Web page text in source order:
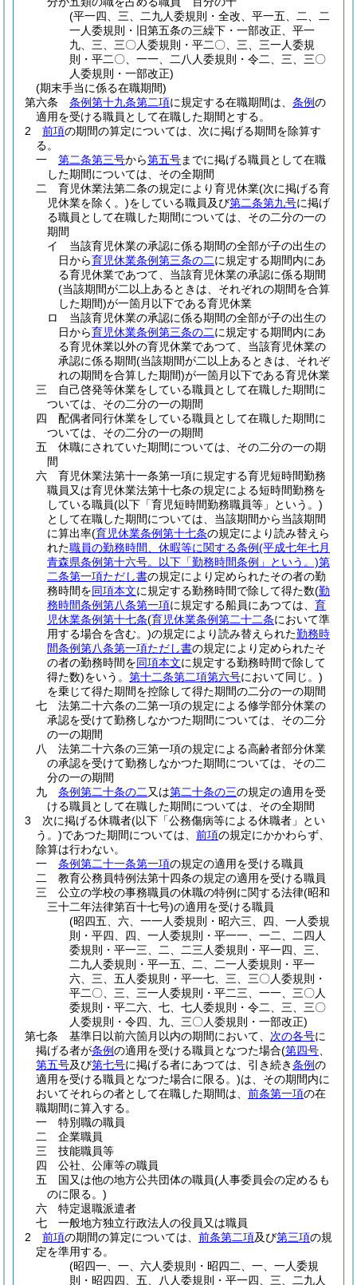
(平一四、三、二九人委規則・全改、平一五、二、二
一人委規則・旧第五条の三繰下・一部改正、平一
九、三、三〇人委規則・平二〇、三、三一人委規
則・平二〇、一一、二八人委規則・令二、三、三〇
人委規則・一部改正)
(期末手当に係る在職期間)
第六条
条例第十九条第二項に規定する在職期間は、 条例の
適用を受ける職員として在職した期間とする。
2
前項の期間の算定については、次に掲げる期間を除算す
る。
一
第二条第三号から第五号までに掲げる職員として在職
した期間については、その全期間
二
育児休業法第二条の規定により育児休業(次に掲げる育
児休業を除く。)をしている職員及び第二条第九号に掲げ
る職員として在職した期間については、その二分の一の
期間
イ
当該育児休業の承認に係る期間の全部が子の出生の
日から育児休業条例第三条の二に規定する期間内にあ
る育児休業であつて、当該育児休業の承認に係る期間
(当該期間が二以上あるときは、それぞれの期間を合算
した期間)が一箇月以下である育児休業
ロ
当該育児休業の承認に係る期間の全部が子の出生の
日から育児休業条例第三条の二に規定する期間内にあ
る育児休業以外の育児休業であつて、当該育児休業の
承認に係る期間(当該期間が二以上あるときは、それぞ
れの期間を合算した期間)が一箇月以下である育児休業
三
自己啓発等休業をしている職員として在職した期間に
ついては、その二分の一の期間
四
配偶者同行休業をしている職員として在職した期間に
ついては、その二分の一の期間
五
休職にされていた期間については、その二分の一の期
間
六
育児休業法第十一条第一項に規定する育児短時間勤務
職員又は育児休業法第十七条の規定による短時間勤務を
している職員(以下「育児短時間勤務職員等」という。)
として在職した期間については、当該期間から当該期間
に算出率(育児休業条例第十七条の規定により読み替えら
れた職員の勤務時間、休暇等に関する条例(平成七年七月
青森県条例第十六号。以下「勤務時間条例」という。)第
二条第一項ただし書の規定により定められたその者の勤
務時間を同項本文に規定する勤務時間で除して得た数(勤
務時間条例第八条第一項に規定する船員にあつては、 育
児休業条例第十七条(育児休業条例第二十二条において準
用する場合を含む。)の規定により読み替えられた勤務時
間条例第八条第一項ただし書の規定により定められたそ
の者の勤務時間を同項本文に規定する勤務時間で除して
得た数)をいう。 第十二条第二項第六号において同じ。)
を乗じて得た期間を控除して得た期間の二分の一の期間
七
法第二十六条の二第一項の規定による修学部分休業の
承認を受けて勤務しなかつた期間については、その二分
の一の期間
八
法第二十六条の三第一項の規定による高齢者部分休業
の承認を受けて勤務しなかつた期間については、その二
分の一の期間
九
条例第二十条の二 又は第二十条の三の規定の適用を受
ける職員として在職した期間については、その全期間
3
次に掲げる休職者(以下「公務傷病等による休職者」とい
う。)であつた期間については、 前項の規定にかかわらず、
除算は行わない。
一
条例第二十一条第一項の規定の適用を受ける職員
二
教育公務員特例法第十四条の規定の適用を受ける職員
三
公立の学校の事務職員の休職の特例に関する法律(昭和
三十二年法律第百十七号)の適用を受ける職員
(昭四五、六、一一人委規則・昭六三、四、一人委規
則・平四、四、一人委規則・平一一、一二、二四人
委規則・平一三、二、二三人委規則・平一四、三、
二九人委規則・平一五、二、二一人委規則・平一
六、三、五人委規則・平一七、三、三〇人委規則・
平二〇、三、三一人委規則・平二三、一一、三〇人
委規則・平二六、七、七人委規則・令二、三、三〇
人委規則・令四、九、三〇人委規則・一部改正)
第七条
基準日以前六箇月以内の期間において、 次の各号に
掲げる者が条例の適用を受ける職員となつた場合(第四号
第五号及び第七号に掲げる者にあつては、引き続き条例の
適用を受ける職員となつた場合に限る。)は、その期間内に
おいてそれらの者として在職した期間は、 前条第一項の在
職期間に算入する。
一
特別職の職員
二
企業職員
三
技能職員等
四
公社、公庫等の職員
五
国又は他の地方公共団体の職員(人事委員会の定めるも
のに限る。)
六
特定退職派遣者
七
一般地方独立行政法人の役員又は職員
2
前項の期間の算定については、 前条第二項及び第三項の規
定を準用する。
(昭四一、一、六人委規則・昭四二、一、一人委規
則・昭四四、五、八人委規則・平一四、三、二九人